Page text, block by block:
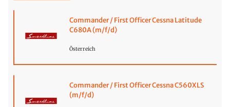
Commander / First Officer Cessna Latitude
C680A (m/f/d)
Österreich
Commander / First Officer Cessna C560XLS
(m/f/d)